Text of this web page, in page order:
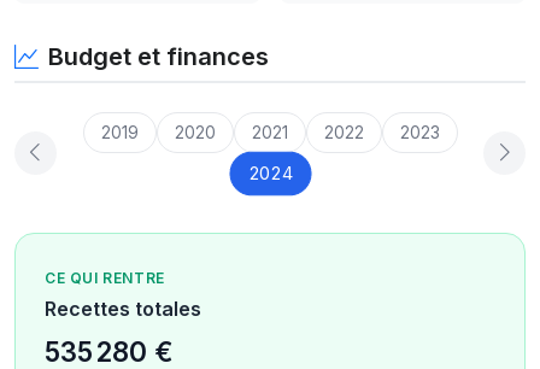
Budget et finances
2019 2020 2021 2022 2023
2024
CE QUI RENTRE
Recettes totales
535 280 €